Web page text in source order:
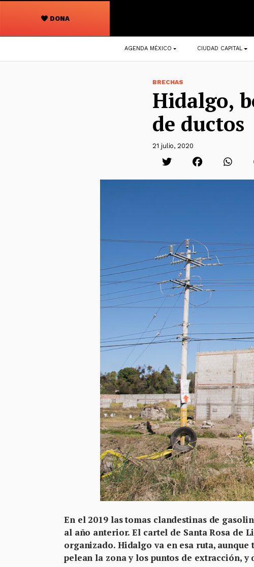
DONA
Navegación
principal
AGENDA MÉXICO CIUDAD CAPITAL
BRECHAS
Hidalgo,
de ductos
21 julio, 2020
En el 2019 las tomas clandestinas de
al año anterior. El cartel de Santa Rosa de
organizado. Hidalgo va en esa ruta,
pelean la zona y los puntos de extracción, y